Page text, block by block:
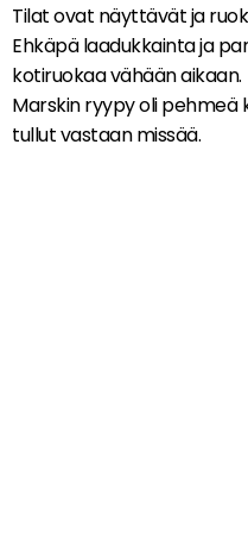
Tilat ovat näyttävät ja
Ehkäpä laadukkainta ja
kotiruokaa vähään aikaan.
Marskin ryypy oli pehmeä
tullut vastaan missää.